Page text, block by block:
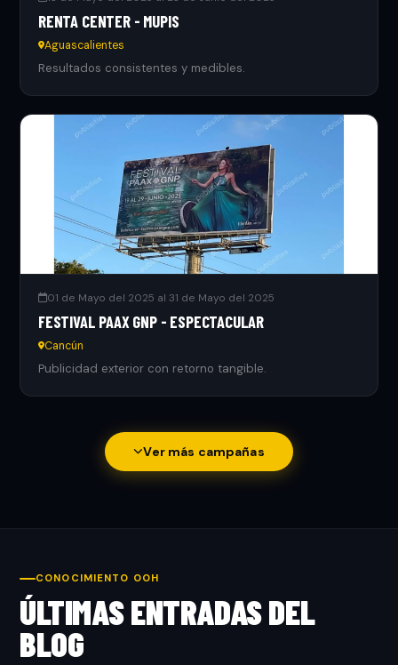
RENTA CENTER - MUPIS
Aguascalientes
Resultados consistentes y medibles.
01 de Mayo del 2025 al 31 de Mayo del 2025
FESTIVAL PAAX GNP - ESPECTACULAR
Cancún
Publicidad exterior con retorno tangible.
Ver más campañas
CONOCIMIENTO OOH
ÚLTIMAS ENTRADAS DEL
BLOG